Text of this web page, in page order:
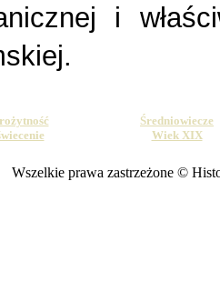
i
Średniowiecze
Wiek XIX
Wszelkie prawa zastrzeżone ©